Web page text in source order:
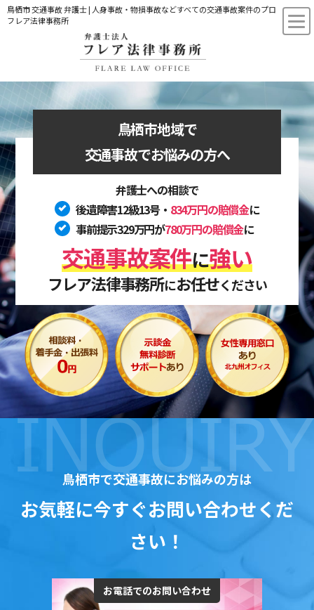
鳥栖市 交通事故 弁護士 | 人身事故・物損事故などすべての交通事故案件のプロ
フレア法律事務所
鳥栖市地域で
交通事故でお悩みの方へ
弁護士への相談で
後遺障害12級13号・ 834万円の賠償金に
事前提示329万円が780万円の賠償金に
交通事故案件に強い
フレア法律事務所にお任せください
鳥栖市で交通事故にお悩みの方は
お気軽に今すぐお問い合わせくだ
さい！
お電話でのお問い合わせ